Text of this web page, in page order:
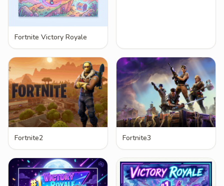
Fortnite Victory Royale
Fortnite2 Fortnite3